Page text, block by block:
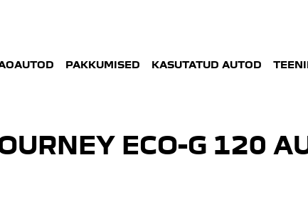
PAKKUMISED KASUTATUD AUTOD
ECO-G 120